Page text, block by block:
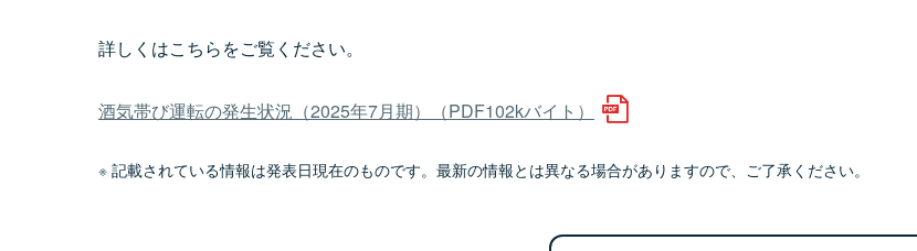
詳しくはこちらをご覧ください。
酒気帯び運転の発生状況（2025年7月期）（PDF102kバイト）
記載されている情報は発表日現在のものです。最新の情報とは異なる場合がありますので、ご了承ください。